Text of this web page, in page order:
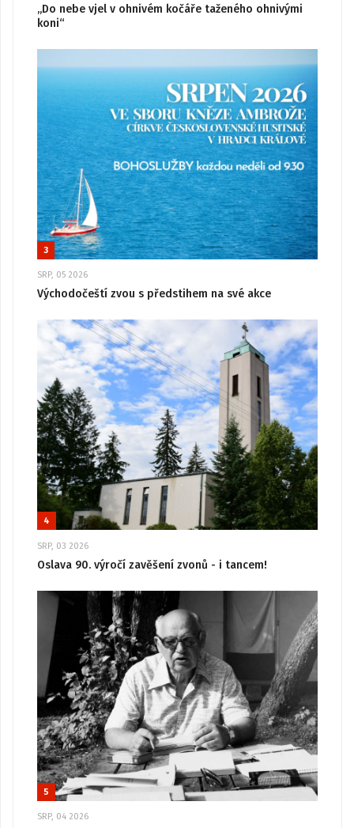
„Do nebe vjel v ohnivém kočáře taženého ohnivými
koni“
3
SRP, 05 2026
Východočeští zvou s předstihem na své akce
4
SRP, 03 2026
Oslava 90. výročí zavěšení zvonů - i tancem!
5
SRP, 04 2026